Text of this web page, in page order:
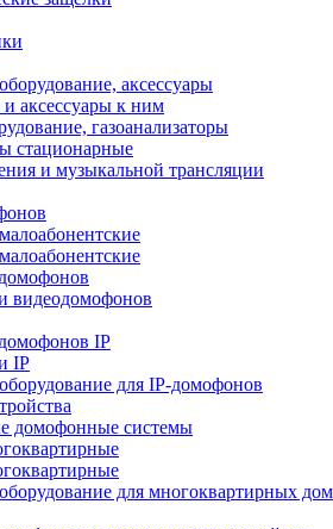
аксессуары
аксессуары к ним
газоанализаторы
стационарные
и музыкальной трансляции
видеодомофонов
IP
IP
для IP-домофонов
домофонные системы
для многоквартирных